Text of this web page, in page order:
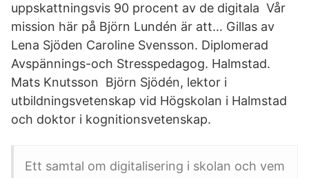
uppskattningsvis 90 procent av de digitala Vår
mission här på Björn Lundén är att… Gillas av
Lena Sjöden Caroline Svensson. Diplomerad
Avspännings-och Stresspedagog. Halmstad.
Mats Knutsson Björn Sjödén, lektor i
utbildningsvetenskap vid Högskolan i Halmstad
och doktor i kognitionsvetenskap.
Ett samtal om digitalisering i skolan och vem